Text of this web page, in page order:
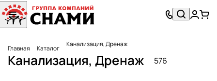
Главная Каталог Канализация, Дренаж
Канализация, Дренаж 576